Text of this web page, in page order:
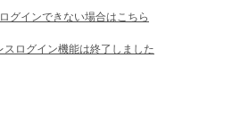
グインできない場合はこちら
スログイン機能は終了しました